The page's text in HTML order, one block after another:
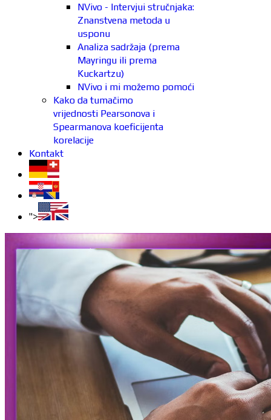
NVivo - Intervjui stručnjaka:
Znanstvena metoda u
usponu
Analiza sadržaja (prema
Mayringu ili prema
Kuckartzu)
NVivo i mi možemo pomoći
Kako da tumačimo
vrijednosti Pearsonova i
Spearmanova koeficijenta
korelacije
Kontakt
">